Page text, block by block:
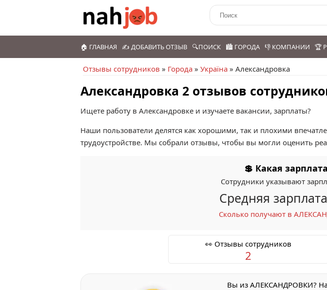
🏠 ГЛАВНАЯ ✍️ ДОБАВИТЬ ОТЗЫВ 🔍ПОИСК 🏙️ ГОРОДА 👎 КОМПАНИИ 🏆
Отзывы сотрудников » Города » Україна » Александровка
Александровка 2 отзывов
Ищете работу в Александровке и изучаете вакансии, зарплаты?
Наши пользователи делятся как хорошими, так и плохими
трудоустройстве. Мы собрали отзывы, чтобы вы могли оценить
💲 Какая
Сотрудники указывают
Средняя
Сколько получают в
👀 Отзывы сотрудников
2
Вы из АЛЕКСАНДРОВКИ?